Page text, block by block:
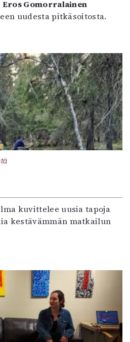
Eros Gomorralainen
uudesta pitkäsoitosta.
kuvittelee uusia tapoja
kestävämmän matkailun